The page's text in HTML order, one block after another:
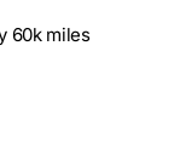
60k miles